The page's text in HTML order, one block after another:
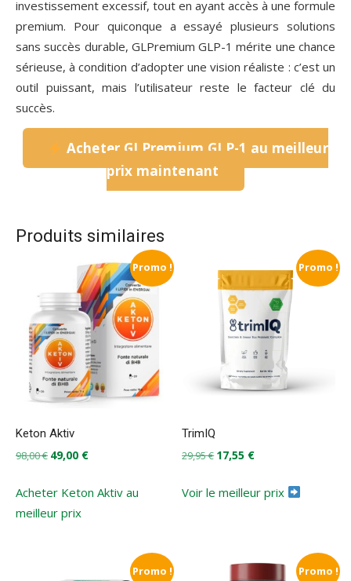
investissement excessif, tout en ayant accès à une formule
premium. Pour quiconque a essayé plusieurs solutions
sans succès durable, GLPremium GLP-1 mérite une chance
sérieuse, à condition d’adopter une vision réaliste : c’est un
outil puissant, mais l’utilisateur reste le facteur clé du
succès.
Acheter GLPremium GLP-1 au meilleur
prix maintenant
Produits similaires
Promo !
Keton Aktiv
98,00€ Le
initial
98,00 €.
49,00 €Le
actuel
Acheter Keton Aktiv au
meilleur prix
Promo !
TrimIQ
29,95€ Le
initial
17,55 €Le
actuel
Voir le meilleur prix
Promo ! Promo !